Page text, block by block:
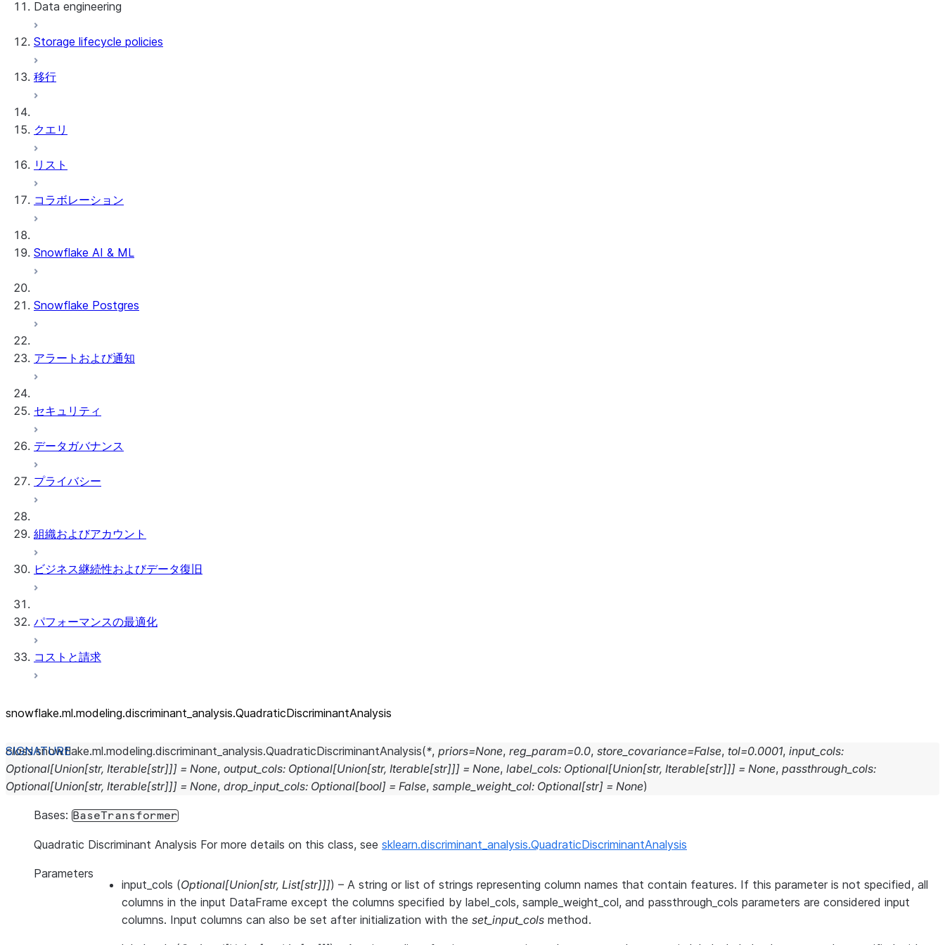
Snowflake Openflow
Apache Iceberg™
Data engineering
データのロード
DCM Projects
Snowflakeでのdbtプロジェクト
Storage lifecycle policies
移行
クエリ
リスト
コラボレーション
Snowflake AI & ML
Snowflake Postgres
アラートおよび通知
セキュリティ
データガバナンス
プライバシー
組織およびアカウント
ビジネス継続性およびデータ復旧
パフォーマンスの最適化
コストと請求
snowflake.ml.modeling.discriminant_ analysis.QuadraticDiscriminantAnalysis
class snowflake.ml.modeling.discriminant_analysis.QuadraticDiscriminantAnalysis(*, priors=None, reg_param=0.0, store_covariance=False, tol=0.0001, input_cols:
Optional[Union[str, Iterable[str]]] = None, output_cols: Optional[Union[str, Iterable[str]]] = None, label_cols: Optional[Union[str, Iterable[str]]] = None, passthrough_cols:
Optional[Union[str, Iterable[str]]] = None, drop_input_cols: Optional[bool] = False, sample_weight_col: Optional[str] = None)
Bases: BaseTransformer
Quadratic Discriminant Analysis For more details on this class, see sklearn.discriminant_analysis.QuadraticDiscriminantAnalysis
Parameters
input_cols (Optional[Union[str, List[str]]]) – A string or list of strings representing column names that contain features. If this parameter is not specified, all
columns in the input DataFrame except the columns specified by label_cols, sample_weight_col, and passthrough_cols parameters are considered input
columns. Input columns can also be set after initialization with the set_input_cols method.